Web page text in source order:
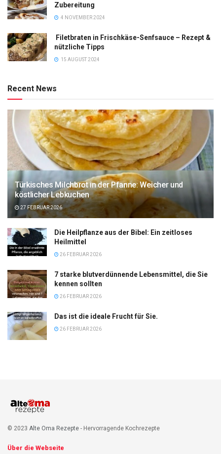
Zubereitung
4 NOVEMBER 2024
Filetbraten in Frischkäse-Senfsauce – Rezept &
nützliche Tipps
15 AUGUST 2024
Recent News
Türkisches Milchbrot in der Pfanne: Weicher und
köstlicher Lebkuchen
27 FEBRUAR 2026
Die Heilpflanze aus der Bibel: Ein zeitloses
Heilmittel
26 FEBRUAR 2026
7 starke blutverdünnende Lebensmittel, die Sie
kennen sollten
26 FEBRUAR 2026
Das ist die ideale Frucht für Sie.
26 FEBRUAR 2026
© 2023 Alte Oma Rezepte - Hervorragende Kochrezepte
Über die Webseite